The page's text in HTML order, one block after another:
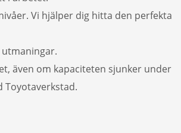
Vi hjälper dig hitta den perfekta
även om kapaciteten sjunker under
Toyotaverkstad.